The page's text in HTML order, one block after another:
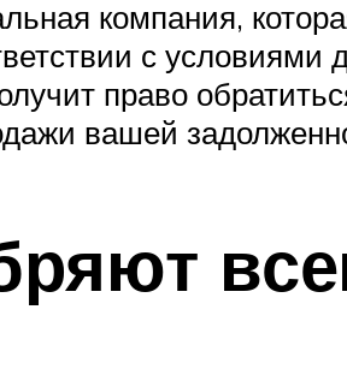
компания,
с условиями
право
вашей